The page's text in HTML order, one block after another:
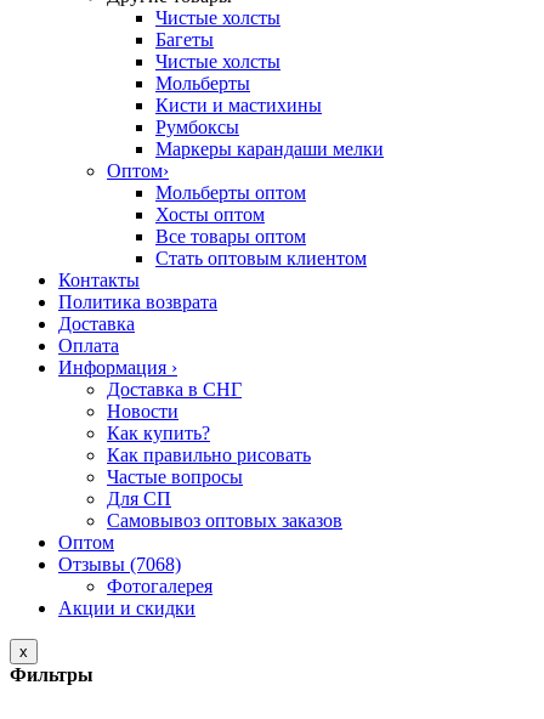
Чистые холсты
Багеты
Чистые холсты
Мольберты
Кисти и мастихины
Румбоксы
Маркеры карандаши мелки
Оптом›
Мольберты оптом
Хосты оптом
Все товары оптом
Стать оптовым клиентом
Контакты
Политика возврата
Доставка
Оплата
Информация ›
Доставка в СНГ
Новости
Как купить?
Как правильно рисовать
Частые вопросы
Для СП
Самовывоз оптовых заказов
Оптом
Отзывы (7068)
Фотогалерея
Акции и скидки
x
Фильтры